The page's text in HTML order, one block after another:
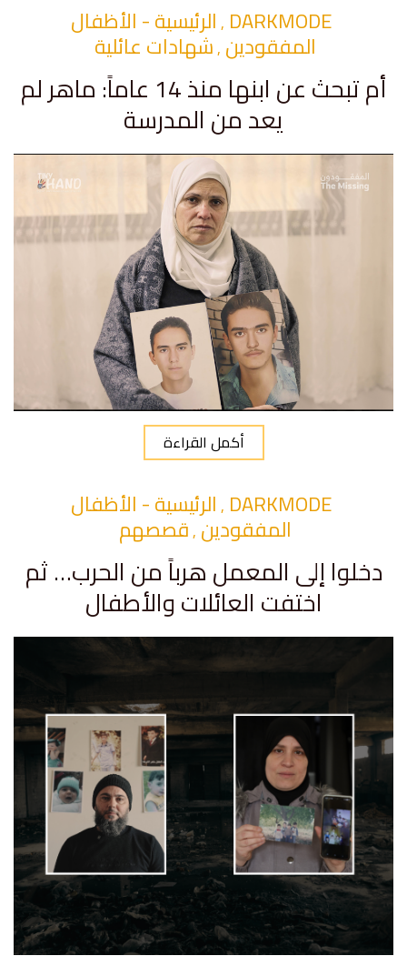
DARKMODE
,الرئيسية - الأظفال
المفقودين ,شهادات عائلية
أم تبحث عن ابنها منذ 14 عاماً: ماهر لم
يعد من المدرسة
أكمل القراءة
DARKMODE
,الرئيسية - الأظفال
المفقودين,قصصهم
دخلوا إلى المعمل هرباً من الحرب… ثم
اختفت العائلات والأطفال